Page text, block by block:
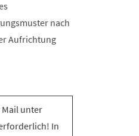
nach
Aufrichtung
unter
In